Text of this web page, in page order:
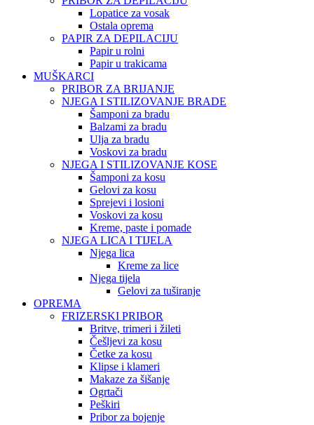
Lopatice za vosak
Ostala oprema
PAPIR ZA DEPILACIJU
Papir u rolni
Papir u trakicama
MUŠKARCI
PRIBOR ZA BRIJANJE
NJEGA I STILIZOVANJE BRADE
Šamponi za bradu
Balzami za bradu
Ulja za bradu
Voskovi za bradu
NJEGA I STILIZOVANJE KOSE
Šamponi za kosu
Gelovi za kosu
Sprejevi i losioni
Voskovi za kosu
Kreme, paste i pomade
NJEGA LICA I TIJELA
Njega lica
Kreme za lice
Njega tijela
Gelovi za tuširanje
OPREMA
FRIZERSKI PRIBOR
Britve, trimeri i žileti
Češljevi za kosu
Četke za kosu
Klipse i klameri
Makaze za šišanje
Ogrtači
Peškiri
Pribor za bojenje